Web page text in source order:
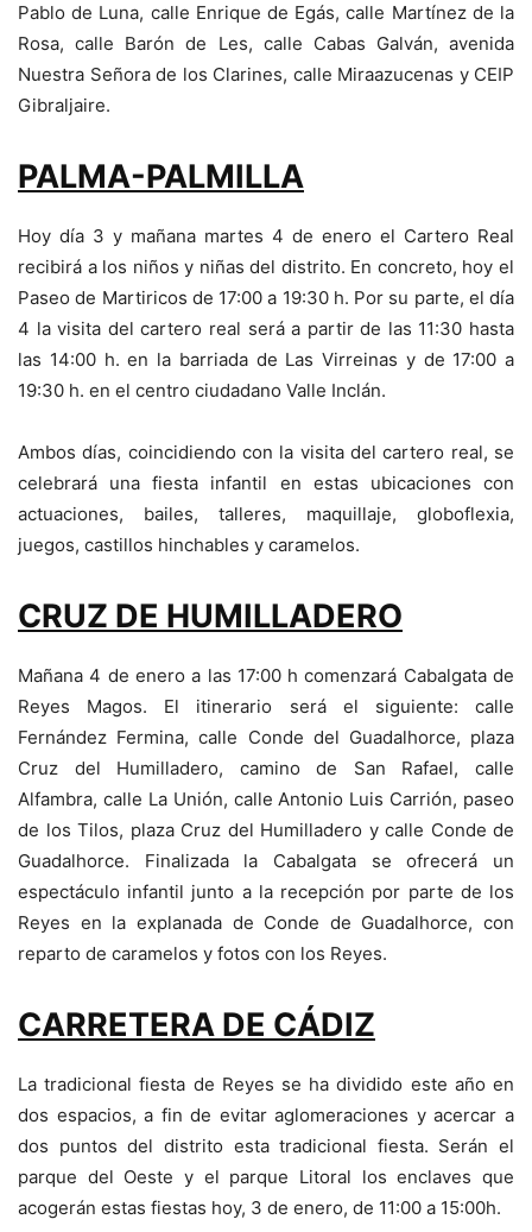
Pablo de Luna, calle Enrique de Egás, calle Martínez de la
Rosa, calle Barón de Les, calle Cabas Galván, avenida
Nuestra Señora de los Clarines, calle Miraazucenas y CEIP
Gibraljaire.
PALMA-PALMILLA
Hoy día 3 y mañana martes 4 de enero el Cartero Real
recibirá a los niños y niñas del distrito. En concreto, hoy el
Paseo de Martiricos de 17:00 a 19:30 h. Por su parte, el día
4 la visita del cartero real será a partir de las 11:30 hasta
las 14:00 h. en la barriada de Las Virreinas y de 17:00 a
19:30 h. en el centro ciudadano Valle Inclán.
Ambos días, coincidiendo con la visita del cartero real, se
celebrará una fiesta infantil en estas ubicaciones con
actuaciones, bailes, talleres, maquillaje, globoflexia,
juegos, castillos hinchables y caramelos.
CRUZ DE HUMILLADERO
Mañana 4 de enero a las 17:00 h comenzará Cabalgata de
Reyes Magos. El itinerario será el siguiente: calle
Fernández Fermina, calle Conde del Guadalhorce, plaza
Cruz del Humilladero, camino de San Rafael, calle
Alfambra, calle La Unión, calle Antonio Luis Carrión, paseo
de los Tilos, plaza Cruz del Humilladero y calle Conde de
Guadalhorce. Finalizada la Cabalgata se ofrecerá un
espectáculo infantil junto a la recepción por parte de los
Reyes en la explanada de Conde de Guadalhorce, con
reparto de caramelos y fotos con los Reyes.
CARRETERA DE CÁDIZ
La tradicional fiesta de Reyes se ha dividido este año en
dos espacios, a fin de evitar aglomeraciones y acercar a
dos puntos del distrito esta tradicional fiesta. Serán el
parque del Oeste y el parque Litoral los enclaves que
acogerán estas fiestas hoy, 3 de enero, de 11:00 a 15:00h.